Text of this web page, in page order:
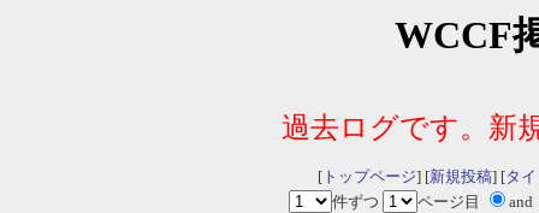
WCCF
過去ログです。新
[トップページ] [新規投稿] [タ
件ずつ
ページ目 and